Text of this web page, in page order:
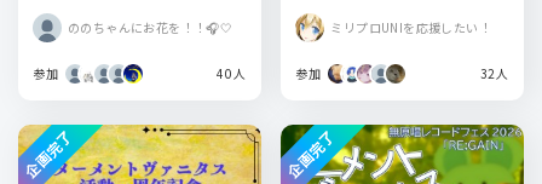
ののちゃんにお花を！！🎧🤍
参加 40人
ミリプロUNIを応援したい！
参加 32人
企画完了 企画完了